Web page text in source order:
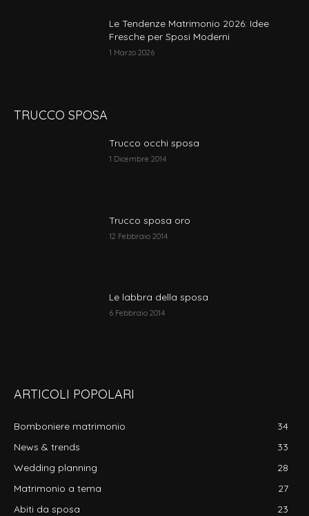
Le Tendenze Matrimonio 2026: Idee
Fresche per Sposi Moderni
1 Marzo 2026
TRUCCO SPOSA
Trucco occhi sposa
1 Dicembre 2014
Trucco sposa oro
12 Febbraio 2014
Le labbra della sposa
6 Febbraio 2014
ARTICOLI POPOLARI
Bomboniere matrimonio
34
News & trends
33
Wedding planning
28
Matrimonio a tema
27
Abiti da sposa
23